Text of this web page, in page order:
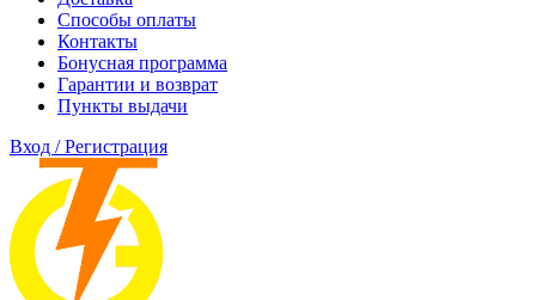
Способы оплаты
Контакты
Бонусная программа
Гарантии и возврат
Пункты выдачи
Вход / Регистрация